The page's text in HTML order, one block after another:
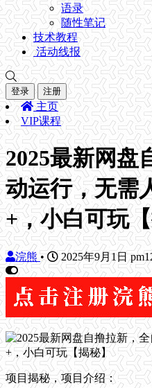
语录
随性笔记
技术教程
活动线报
登录 注册
主页
VIP课程
2025最新网盘
动运行，无需
+，小白可玩
浣熊• 2025年9月1日
项目揭秘，项目介绍：